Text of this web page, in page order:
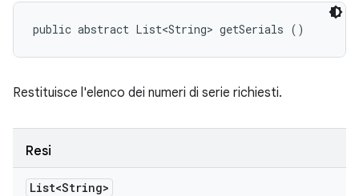
public abstract List<String> getSerials ()
Restituisce l'elenco dei numeri di serie richiesti.
Resi
List<String>